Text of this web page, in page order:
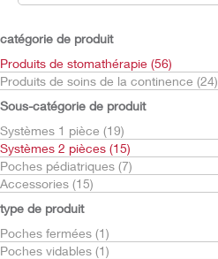
catégorie de produit
Produits de stomathérapie (56)
Produits de soins de la continence (24)
Sous-catégorie de produit
Systèmes 1 pièce (19)
Systèmes 2 pièces (15)
Poches pédiatriques (7)
Accessories (15)
type de produit
Poches fermées (1)
Poches vidables (1)
Vos sélections:
Produits de stomathérapie
Systèmes 2 pièces
Supports
Conform 2
Votre sélection correspond à
Trier par: